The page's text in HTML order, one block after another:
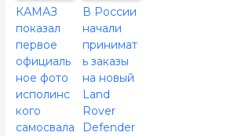
КАМАЗ
показал
первое
официаль
ное фото
исполинс
кого
самосвала
В России
начали
принимат
ь заказы
на новый
Land
Rover
Defender